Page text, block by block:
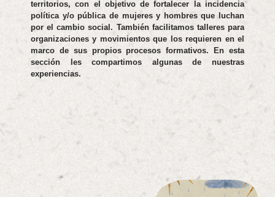
territorios, con el objetivo de fortalecer la incidencia
política y/o pública de mujeres y hombres que luchan
por el cambio social. También facilitamos talleres para
organizaciones y movimientos que los requieren en el
marco de sus propios procesos formativos. En esta
sección les compartimos algunas de nuestras
experiencias.